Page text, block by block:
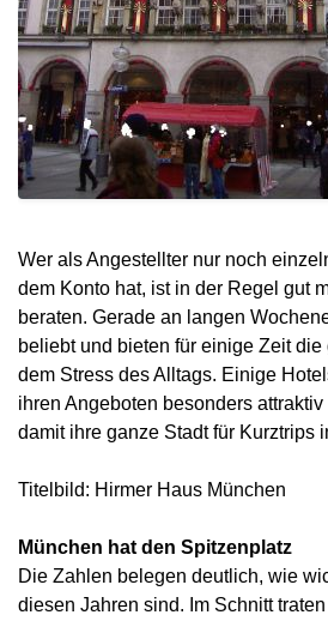
Wer als Angestellter nur noch
dem Konto hat, ist in der Regel gut
beraten. Gerade an langen
beliebt und bieten für einige Zeit
dem Stress des Alltags. Einige
ihren Angeboten besonders
damit ihre ganze Stadt für Kurztrips
Titelbild: Hirmer Haus München
München hat den Spitzenplatz
Die Zahlen belegen deutlich, wie
diesen Jahren sind. Im Schnitt